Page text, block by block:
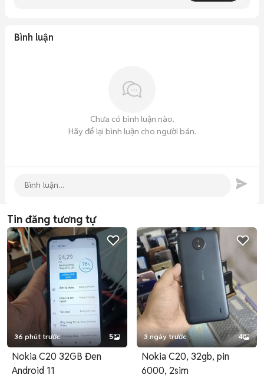
Bình luận
Chưa có bình luận nào.
Hãy để lại bình luận cho người bán.
Tin đăng tương tự
36 phút trước 5
Nokia C20 32GB Đen
Android 11
3 ngày trước 4
Nokia C20, 32gb, pin
6000, 2sim